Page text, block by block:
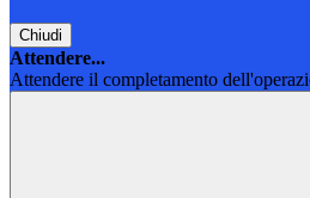
Chiudi
Attendere...
Attendere il completamento